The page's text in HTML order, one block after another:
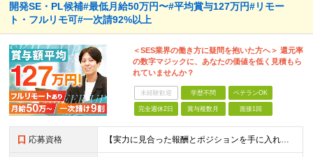
開発SE・PL候補#最低月給50万円〜#平均賞与127万円#リモー
ト・フルリモ可#一次請92%以上
＜SES業界の働き方に疑問を抱いた方へ＞ 還元率
の数字マジックに、あなたの価値を低く見積もら
れていませんか？
未経験歓迎 学歴不問 ベテランOK
完全週休2日 賞与複数月 面接1回
応募資格 【実力に見合った報酬とポジションを手に入れたい方】 ●システム開発の実務経験（目安：8年以上） ●プロジェクトリーダーやチームマネジメントの経験（目安：2年以上） ※学歴不問 ★こんな方にピッタリで